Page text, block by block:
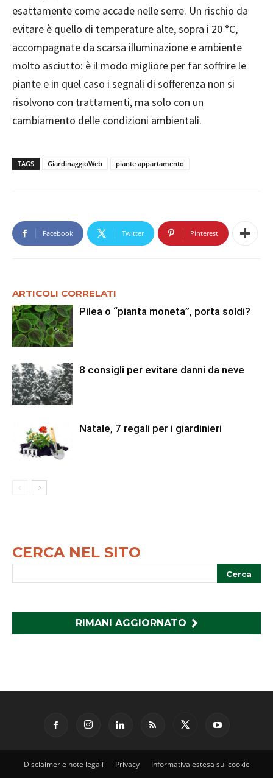
esattamente come accade nelle serre. Un rischio da
evitare è quello di temperature alte, sopra i 20 °C,
accompagnate da scarsa illuminazione e ambiente
molto asciutto: è il modo migliore per far soffrire le
piante e in quel caso i segnali di sofferenza non si
risolvono con trattamenti, ma solo con un
cambiamento delle condizioni ambientali.
TAGS GiardinaggioWeb piante appartamento
Facebook Twitter Pinterest
ARTICOLI CORRELATI
Pilea o “pianta moneta”, porta soldi?
8 consigli per evitare danni da neve
Natale, 7 regali per i giardinieri
CERCA NEL SITO
RIMANI AGGIORNATO
Disclaimer e note legali Privacy Informativa estesa sui cookie